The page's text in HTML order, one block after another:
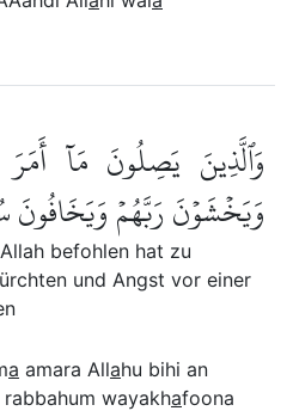
وَٱلَّذِينَ يَصِلُونَ مَآ
وَيَخۡشَوۡنَ رَبَّهُمۡ وَيَخَافُونَ
befohlen hat zu
und Angst vor einer
a amara Allahu bihi an
wayakhafoona